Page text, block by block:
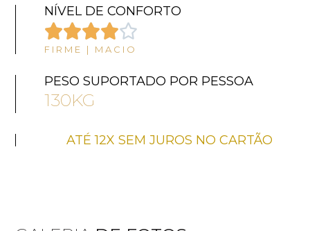
NÍVEL DE CONFORTO

FIRME | MACIO
PESO SUPORTADO POR PESSOA
130KG
ATÉ 12X SEM JUROS NO CARTÃO